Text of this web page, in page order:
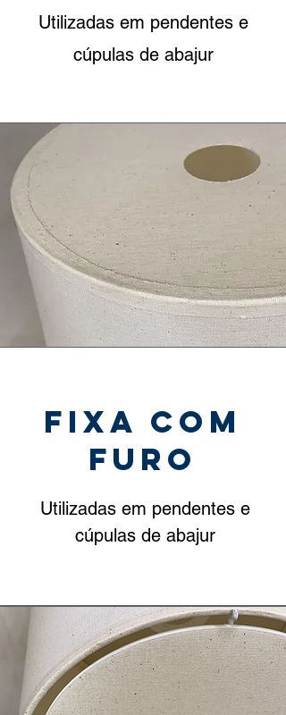
Utilizadas em pendentes e
cúpulas de abajur
fixa com
furo
Utilizadas em pendentes e
cúpulas de abajur